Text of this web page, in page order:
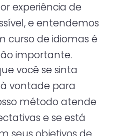
experiência de
e entendemos
curso de idiomas é
importante.
você se sinta
vontade para
método atende
e se está